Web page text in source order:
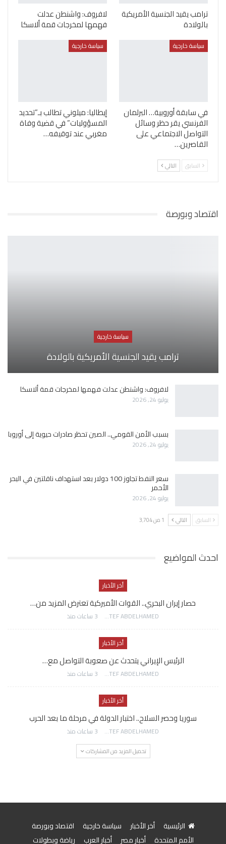
ترامب يقيد الجنسية الأمريكية
بالولادة
لافروف: واشنطن عدلت
فهمها لمخرجات قمة ألاسكا
سياسة خارجية
في سابقة أوروبية… البرلمان
الفرنسي يقر حظر وسائل
التواصل الاجتماعي على
القاصرين…
سياسة خارجية
إيطاليا: ميلوني تطالب بـ”تحديد
المسؤوليات” في قضية وفاة
مغربي عند توقيفه…
السابق التالي
اقتصاد وبورصة
سياسة خارجية
ترامب يقيد الجنسية الأمريكية بالولادة
لافروف: واشنطن عدلت فهمها لمخرجات قمة ألاسكا
يوليو 24, 2026
بسبب الأمن القومي.. الصين تحظر صادرات حيوية إلى أوروبا
يوليو 24, 2026
سعر النفط تجاوز 100 دولار بعد استهداف ناقلتين في البحر
الأحمر
يوليو 24, 2026
السابق التالي 1 من 3٬704
احدث المواضيع
أخر الأخبار
حصار إيران البحري.. القوات الأميركية تعترض المزيد من…
AWATEF ABDELHAMED 3 ساعات منذ
أخر الأخبار
الرئيس الإيراني يتحدث عن صعوبة التواصل مع…
AWATEF ABDELHAMED 3 ساعات منذ
أخر الأخبار
سوريا وحصر السلاح.. اختبار الدولة في مرحلة ما بعد الحرب
AWATEF ABDELHAMED 3 ساعات منذ
تحميل المزيد من المشاركات
الرئيسية أخر الأخبار سياسة خارجية
اقتصاد وبورصة
الأمم المتحدة
أخبار مصر أخبار العرب رياضة وبطولات